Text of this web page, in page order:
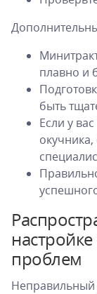
плавно и
быть
Если у
проблем
Неправильный